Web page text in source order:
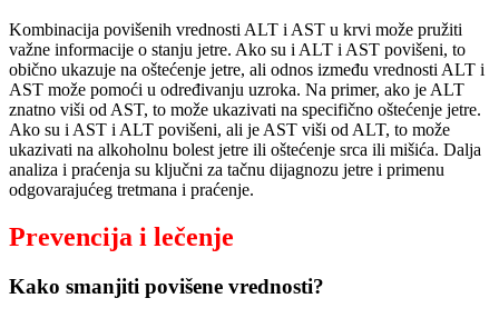
Kombinacija povišenih vrednosti ALT i AST u krvi može pružiti
važne informacije o stanju jetre. Ako su i ALT i AST povišeni, to
obično ukazuje na oštećenje jetre, ali odnos između vrednosti ALT i
AST može pomoći u određivanju uzroka. Na primer, ako je ALT
znatno viši od AST, to može ukazivati na specifično oštećenje jetre.
Ako su i AST i ALT povišeni, ali je AST viši od ALT, to može
ukazivati na alkoholnu bolest jetre ili oštećenje srca ili mišića. Dalja
analiza i praćenja su ključni za tačnu dijagnozu jetre i primenu
odgovarajućeg tretmana i praćenje.
Prevencija i lečenje
Kako smanjiti povišene vrednosti?